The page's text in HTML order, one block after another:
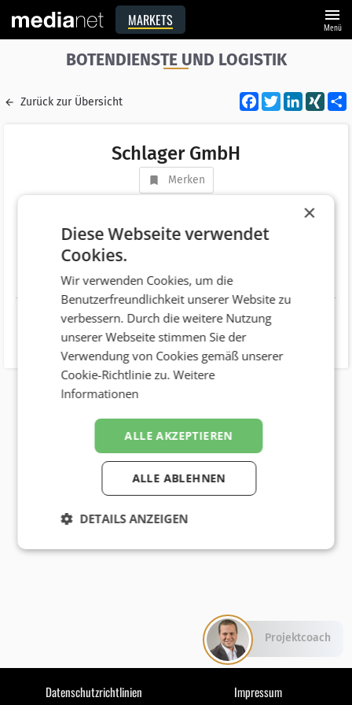
MARKETS menu
Menü
BOTENDIENSTE UND LOGISTIK
Zurück zur Übersicht Facebook
Twitter XING
Schlager GmbH
Merken
AT 4351 Saxen
Telefonnummer +43 (7269) 76633
Website http://schlagertrans.at/
Datenschutzrichtlinien Impressum
×
Diese Webseite verwendet
Cookies.
Wir verwenden Cookies, um die
Benutzerfreundlichkeit unserer Website zu
verbessern. Durch die weitere Nutzung
unserer Webseite stimmen Sie der
Verwendung von Cookies gemäß unserer
Cookie-Richtlinie zu.Weitere
Informationen
ALLE AKZEPTIEREN
ALLE ABLEHNEN
DETAILS ANZEIGEN
Projektcoach